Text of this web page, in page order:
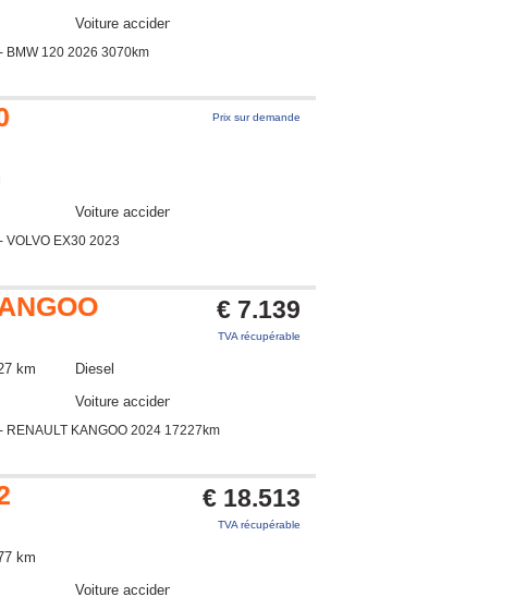
Voiture accidentée
- BMW 120 2026 3070km
Prix sur demande
Voiture accidentée
- VOLVO EX30 2023
€ 7.139
TVA récupérable
km
Diesel
Voiture accidentée
- RENAULT KANGOO 2024 17227km
€ 18.513
TVA récupérable
km
Voiture accidentée